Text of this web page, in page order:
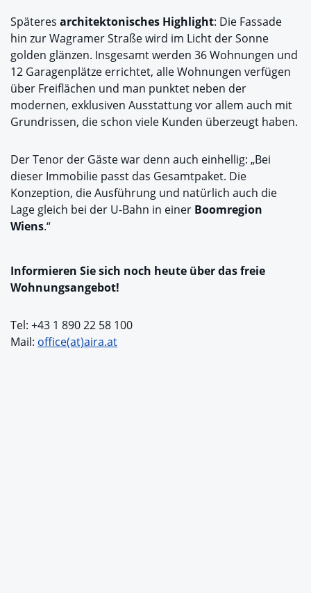
Späteres architektonisches Highlight: Die Fassade
hin zur Wagramer Straße wird im Licht der Sonne
golden glänzen. Insgesamt werden 36 Wohnungen und
12 Garagenplätze errichtet, alle Wohnungen verfügen
über Freiflächen und man punktet neben der
modernen, exklusiven Ausstattung vor allem auch mit
Grundrissen, die schon viele Kunden überzeugt haben.
Der Tenor der Gäste war denn auch einhellig: „Bei
dieser Immobilie passt das Gesamtpaket. Die
Konzeption, die Ausführung und natürlich auch die
Lage gleich bei der U-Bahn in einer Boomregion
Wiens.“
Informieren Sie sich noch heute über das freie
Wohnungsangebot!
Tel: +43 1 890 22 58 100
Mail: office(at)aira.at